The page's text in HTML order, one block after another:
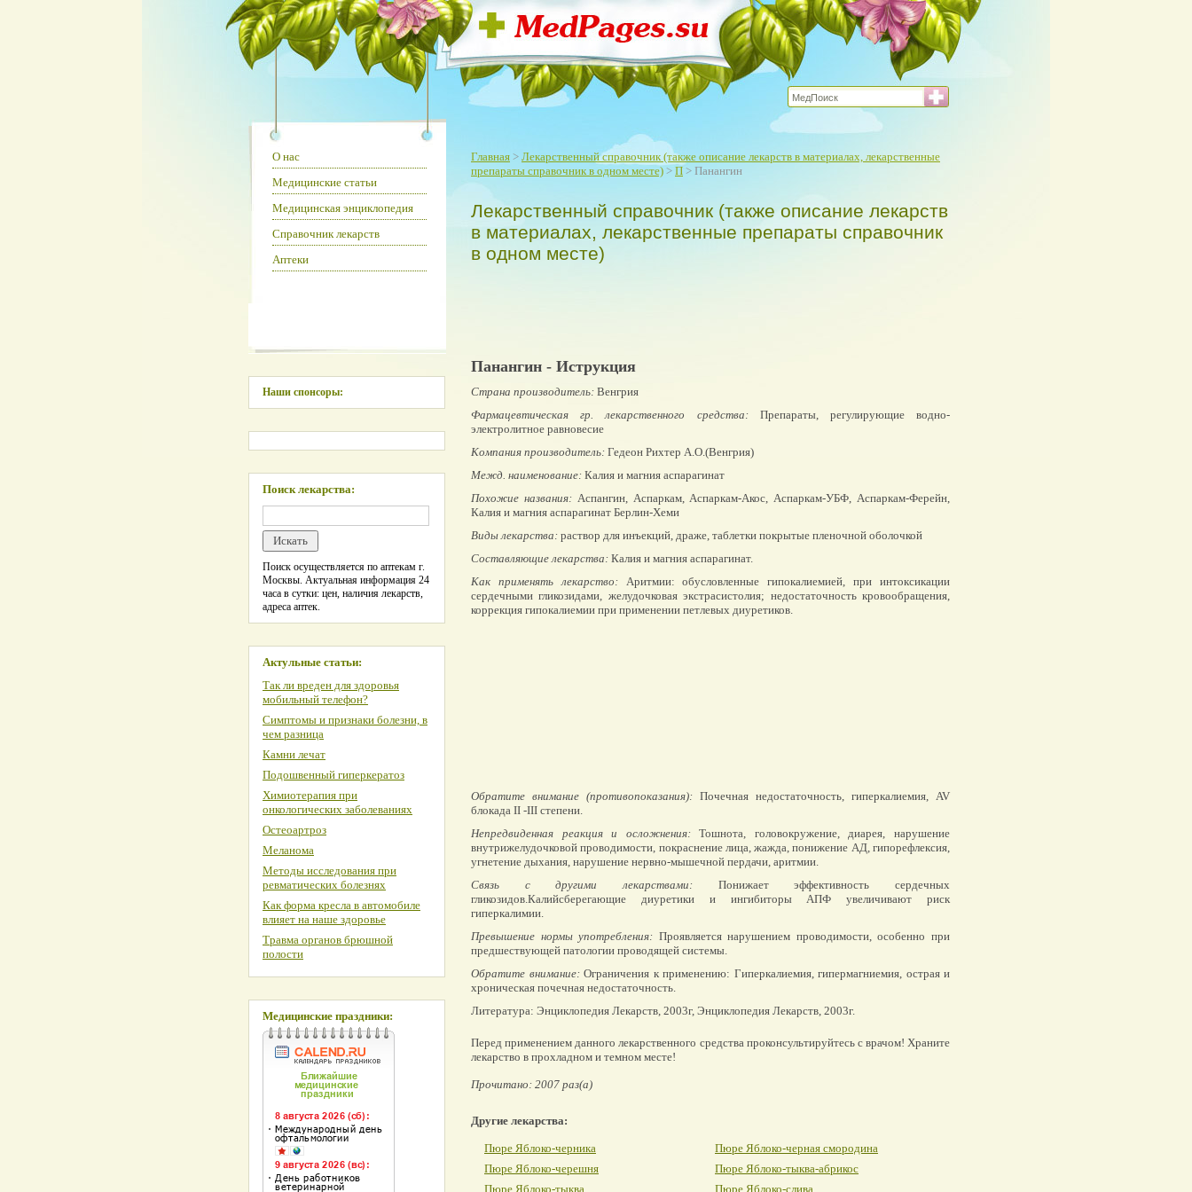
Главная > Лекарственный справочник (также описание лекарств в материалах, лекарственные
препараты справочник в одном месте) > П > Панангин
Лекарственный справочник (также описание лекарств
в материалах, лекарственные препараты справочник
в одном месте)
Панангин - Иструкция
Страна производитель: Венгрия
Фармацевтическая гр. лекарственного средства:Препараты, регулирующие водно-
электролитное равновесие
Компания производитель: Гедеон Рихтер А.О.(Венгрия)
Межд. наименование: Калия и магния аспарагинат
Похожие названия:Аспангин, Аспаркам, Аспаркам-Акос, Аспаркам-УБФ, Аспаркам-Ферейн,
Калия и магния аспарагинат Берлин-Хеми
Виды лекарства: раствор для инъекций, драже, таблетки покрытые пленочной оболочкой
Составляющие лекарства: Калия и магния аспарагинат.
Как применять лекарство:Аритмии: обусловленные гипокалиемией, при интоксикации
сердечными гликозидами, желудочковая экстрасистолия; недостаточность кровообращения,
коррекция гипокалиемии при применении петлевых диуретиков.
Обратите внимание (противопоказания): Почечная недостаточность, гиперкалиемия, AV
блокада II -III степени.
Непредвиденная реакция и осложнения:Тошнота, головокружение, диарея, нарушение
внутрижелудочковой проводимости, покраснение лица, жажда, понижение АД, гипорефлексия,
угнетение дыхания, нарушение нервно-мышечной пердачи, аритмии.
Связь с другими лекарствами: Понижает эффективность сердечных
гликозидов.Калийсберегающие диуретики и ингибиторы АПФ увеличивают риск
гиперкалимии.
Превышение нормы употребления: Проявляется нарушением проводимости, особенно при
предшествующей патологии проводящей системы.
Обратите внимание:Ограничения к применению: Гиперкалиемия, гипермагниемия, острая и
хроническая почечная недостаточность.
Литература: Энциклопедия Лекарств, 2003г, Энциклопедия Лекарств, 2003г.
Перед применением данного лекарственного средства проконсультируйтесь с врачом! Храните
лекарство в прохладном и темном месте!
Прочитано: 2007 раз(а)
Другие лекарства:
Пюре Яблоко-черника
Пюре Яблоко-черная смородина
Пюре Яблоко-черешня
Пюре Яблоко-тыква-абрикос
Пюре Яблоко-тыква
Пюре Яблоко-слива
О нас
Медицинские статьи
Медицинская энциклопедия
Справочник лекарств
Аптеки
Наши спонсоры:
Поиск лекарства:
Поиск осуществляется по аптекам г.
Москвы. Актуальная информация 24
часа в сутки: цен, наличия лекарств,
адреса аптек.
Актульные статьи:
Так ли вреден для здоровья
мобильный телефон?
Симптомы и признаки болезни, в
чем разница
Камни лечат
Подошвенный гиперкератоз
Химиотерапия при
онкологических заболеваниях
Остеоартроз
Меланома
Методы исследования при
ревматических болезнях
Как форма кресла в автомобиле
влияет на наше здоровье
Травма органов брюшной
полости
Медицинские праздники: